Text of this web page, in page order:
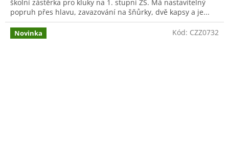
školní zástěrka pro kluky na 1. stupni ZŠ. Má nastavitelný
popruh přes hlavu, zavazování na šňůrky, dvě kapsy a je...
Novinka Kód: CZZ0732